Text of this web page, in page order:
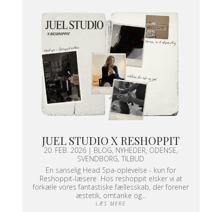
JUEL STUDIO X RESHOPPIT
20. FEB. 2026 | BLOG, NYHEDER, ODENSE,
SVENDBORG,TILBUD
En sanselig Head Spa-oplevelse - kun for
Reshoppit-læsere Hos reshoppit elsker vi at
forkæle vores fantastiske fællesskab, der forener
æstetik, omtanke og...
LÆS MERE